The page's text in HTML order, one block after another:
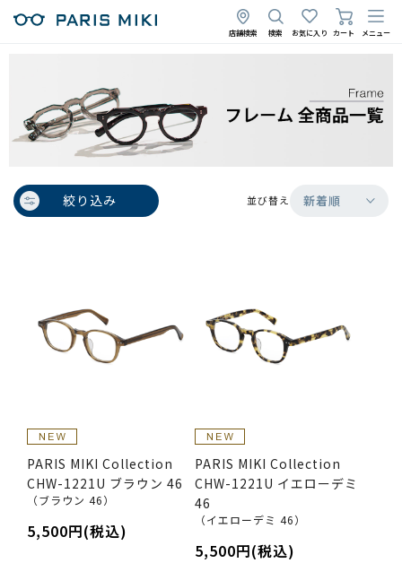
店舗検索 検索 お気に入り カート メニュー
絞り込み 並び替え 新着順
PARIS MIKI Collection
CHW-1221U ブラウン 46
（ブラウン 46）
5,500円(税込)
PARIS MIKI Collection
CHW-1221U イエローデミ
46
（イエローデミ 46）
5,500円(税込)